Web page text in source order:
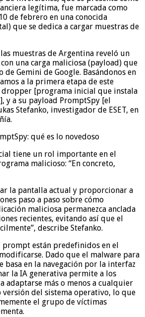
legítima, fue marcada como
de febrero en una conocida
que se dedica a cargar muestras de
muestras de Argentina reveló un
una carga maliciosa (payload) que
de Gemini de Google. Basándonos en
a la primera etapa de este
dropper [programa inicial que instala
y a su payload PromptSpy [el
Stefanko, investigador de ESET, en
qué es lo novedoso
tiene un rol importante en el
malicioso: “En concreto,
la pantalla actual y proporcionar a
paso a paso sobre cómo
maliciosa permanezca anclada
recientes, evitando así que el
describe Stefanko.
prompt están predefinidos en el
Dado que el malware para
basa en la navegación por la interfaz
la IA generativa permite a los
adaptarse más o menos a cualquier
del sistema operativo, lo que
el grupo de víctimas